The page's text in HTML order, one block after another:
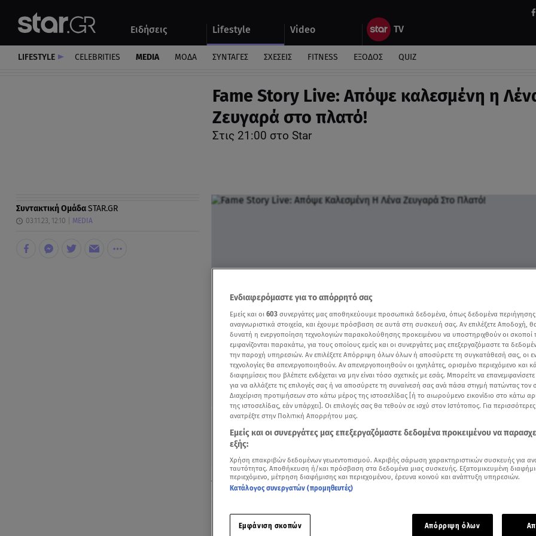
Ειδήσεις Lifestyle Video
Αυτοκίνητο
LIFESTYLE CELEBRITIES MEDIA ΜΟΔΑ ΣΥΝΤΑΓΕΣ ΣΧΕΣΕΙΣ FITNESS ΕΞΟΔΟΣ QUIZ
Fame Story Live: Απόψε καλεσμένη η
Ζευγαρά στο πλατό!
Στις 21:00 στο Star
Συντακτική ΟμάδαSTAR.GR
03.11.23, 12:10 MEDIA
Δείτε περισσότερα άρθρα μας στα αποτελέσματα αναζήτησης
Το 6ο, ανατρεπτικά συναρπαστικό, Fame Story
Live με τον μοναδικό Νίκο
Οι σπουδαστές της πιο διάσημης μουσικής, τηλεοπτικής Ακαδημίας θα
Ενδιαφερόμαστε για το απόρρητό σας
Εμείς και οι 603 συνεργάτες μας αποθηκεύουμε προσωπικά δεδομένα, όπως δεδομένα
αναγνωριστικά στοιχεία, και έχουμε πρόσβαση σε αυτά στη συσκευή σας. Αν επιλέξετε Αποδοχή,
δυνατή η ενεργοποίηση τεχνολογιών παρακολούθησης προκειμένου να υποστηριχθούν οι σκοποί
εμφανίζονται παρακάτω, για τους οποίους εμείς και οι συνεργάτες μας επεξεργαζόμαστε τα
την παροχή υπηρεσιών. Αν επιλέξετε Απόρριψη όλων όλων ή αποσύρετε τη συγκατάθεσή σας, οι
τεχνολογίες θα απενεργοποιηθούν. Αν απενεργοποιηθούν οι ιχνηλάτες, ορισμένο περιεχόμενο και
διαφημίσεις που βλέπετε ενδέχεται να μην είναι τόσο σχετικές με εσάς. Μπορείτε να
για να αλλάξετε τις επιλογές σας ή να αποσύρετε τη συναίνεσή σας ανά πάσα στιγμή πατώντας τον
Διαχείριση προτιμήσεων στο κάτω μέρος της ιστοσελίδας [ή το αιωρούμενο εικονίδιο στο κάτω
της ιστοσελίδας, εάν υπάρχει]. Οι επιλογές σας θα τεθούν σε ισχύ στον Ιστότοπος. Για
ανατρέξτε στην Πολιτική Απορρήτου μας.
Εμείς και οι συνεργάτες μας επεξεργαζόμαστε δεδομένα προκειμένου να
εξής:
Χρήση επακριβών δεδομένων γεωεντοπισμού. Ακριβής σάρωση χαρακτηριστικών συσκευής για
ταυτότητας. Αποθήκευση ή/και πρόσβαση στα δεδομένα μιας συσκευής. Εξατομικευμένη
περιεχόμενο, μέτρηση διαφήμισης και περιεχομένου, έρευνα κοινού και ανάπτυξη υπηρεσιών.
Κατάλογος συνεργατών (προμηθευτές)
Εμφάνιση σκοπών Απόρριψη όλων